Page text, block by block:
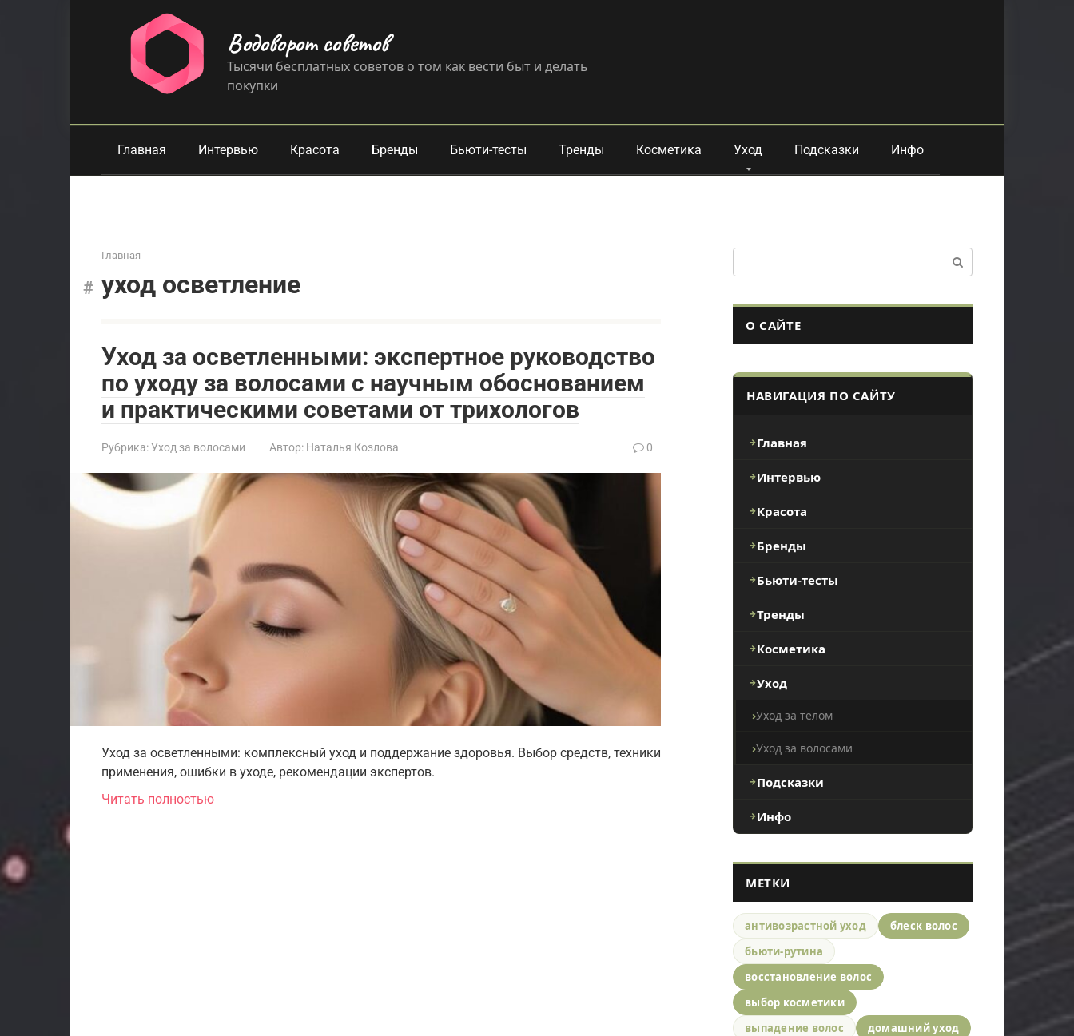
Водоворот советов
Тысячи бесплатных советов о том как вести быт и делать
покупки
Главная Интервью Красота Бренды Бьюти-тесты Тренды Косметика Уход Подсказки Инфо
Главная
уход осветление
Уход за осветленными: экспертное руководство
по уходу за волосами с научным обоснованием
и практическими советами от трихологов
Рубрика:Уход за волосами Автор: Наталья Козлова 0
Уход за осветленными: комплексный уход и поддержание здоровья. Выбор средств, техники
применения, ошибки в уходе, рекомендации экспертов.
Читать полностью
О САЙТЕ
НАВИГАЦИЯ ПО САЙТУ
Главная
Интервью
Красота
Бренды
Бьюти-тесты
Тренды
Косметика
Уход
Уход за телом
Уход за волосами
Подсказки
Инфо
МЕТКИ
антивозрастной уход
блеск волос
бьюти-рутина
восстановление волос
выбор косметики
выпадение волос
домашний уход